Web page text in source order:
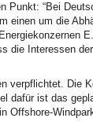
Punkt: “Bei
einen um die
die Interessen
verpflichtet. Die
dafür ist das
Offshore-